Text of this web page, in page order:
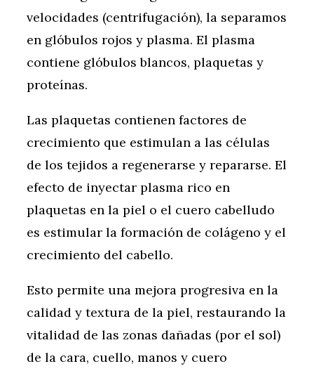
velocidades (centrifugación), la separamos
en glóbulos rojos y plasma. El plasma
contiene glóbulos blancos, plaquetas y
proteínas.
Las plaquetas contienen factores de
crecimiento que estimulan a las células
de los tejidos a regenerarse y repararse. El
efecto de inyectar plasma rico en
plaquetas en la piel o el cuero cabelludo
es estimular la formación de colágeno y el
crecimiento del cabello.
Esto permite una mejora progresiva en la
calidad y textura de la piel, restaurando la
vitalidad de las zonas dañadas (por el sol)
de la cara, cuello, manos y cuero